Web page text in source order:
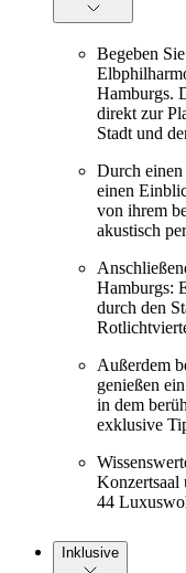
Begeben
Hamburgs.
direkt zur
Stadt und
Durch einen
einen
von ihrem
akustisch
Hamburgs:
durch den
Außerdem
genießen
in dem
exklusive
Konzertsaal
44
Inklusive